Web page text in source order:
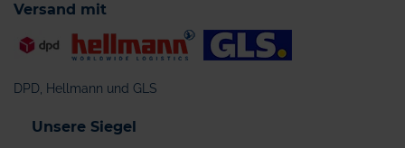
Versand mit
DPD, Hellmann und GLS
Unsere Siegel